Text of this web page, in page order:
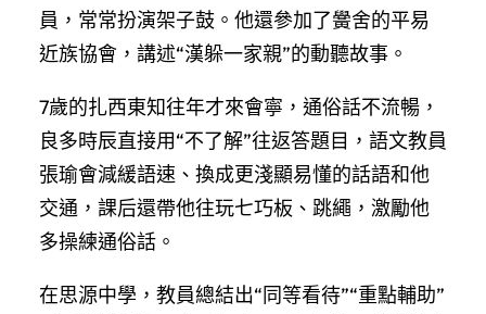
員，常常扮演架子鼓。他還參加了黌舍的平易
近族協會，講述“漢躲一家親”的動聽故事。
7歲的扎西東知往年才來會寧，通俗話不流暢，
良多時辰直接用“不了解”往返答題目，語文教員
張瑜會減緩語速、換成更淺顯易懂的話語和他
交通，課后還帶他往玩七巧板、跳繩，激勵他
多操練通俗話。
在思源中學，教員總結出“同等看待”“重點輔助”